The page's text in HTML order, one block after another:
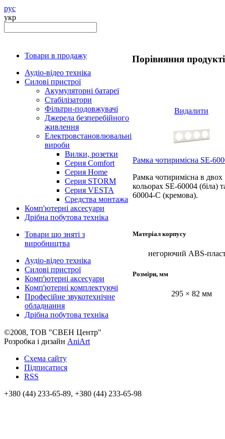
рус
укр
Товари в продажу
Аудіо-відео техніка
Силові пристрої
Акумуляторні батареї
Стабілізатори
Фільтри-подовжувачі
Джерела безперебійного
живлення
Електровстановлювальні
вироби
Вилки, розетки
Серия Comfort
Серия Home
Серия STORM
Серия VESTA
Средства монтажа
Комп'ютерні аксесуари
Дрібна побутова техніка
Товари що зняті з
виробництва
Аудіо-відео техніка
Силові пристрої
Комп'ютерні аксесуари
Комп'ютерні комплектуючі
Професійне звукотехнічне
обладнання
Дрібна побутова техніка
Порівняння
Видалити
Рамка чотиримісна SE-
Рамка чотиримісна в двох
кольорах SE-60004 (біла)
60004-С (кремова).
Матеріал корпусу
негорючий ABS-
Розміри, мм
295 × 82 мм
©2008, ТОВ "СВЕН Центр"
Розробка і дизайн AniArt
Схема сайту
Підписатися
RSS
+380 (44) 233-65-89, +380 (44) 233-65-98